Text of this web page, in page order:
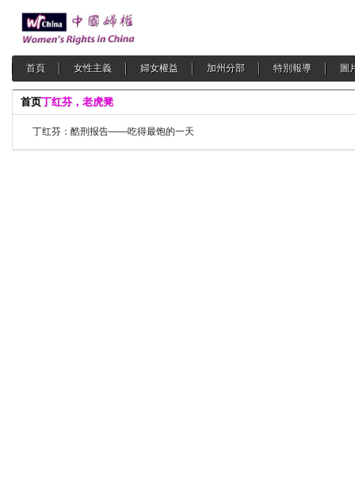
首頁 女性主義 婦女權益 加州分部 特別報導 圖
首页丁红芬，老虎凳
丁红芬：酷刑报告——吃得最饱的一天